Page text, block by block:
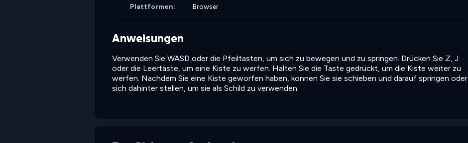
Plattformen:
Browser
Anweisungen
Verwenden Sie WASD oder die Pfeiltasten, um sich zu bewegen und zu springen. Drücken Sie Z, J
oder die Leertaste, um eine Kiste zu werfen. Halten Sie die Taste gedrückt, um die Kiste weiter zu
werfen. Nachdem Sie eine Kiste geworfen haben, können Sie sie schieben und darauf springen oder
sich dahinter stellen, um sie als Schild zu verwenden.